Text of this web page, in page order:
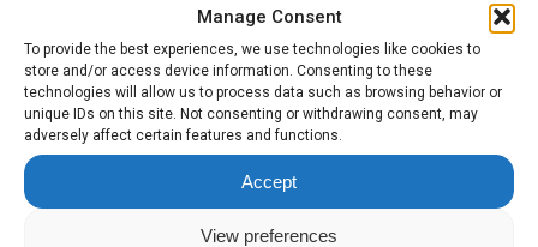
Manage Consent
To provide the best experiences, we use technologies like cookies to
store and/or access device information. Consenting to these
technologies will allow us to process data such as browsing behavior or
unique IDs on this site. Not consenting or withdrawing consent, may
adversely affect certain features and functions.
Accept
View preferences
bedienen. De cursussen zijn klassikaal,
praktijkgericht en beschikbaar in meer dan 20
talen. Zo zorgen wij ervoor dat iedereen —
ongeacht achtergrond of taal — de training
optimaal kan volgen.